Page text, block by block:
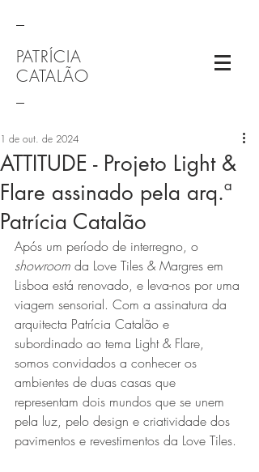
PATRÍCIA
CATALÃO
ATTITUDE - Projeto Light &
Flare assinado pela arq.ª
Patrícia Catalão
1 de out. de 2024
Após um período de interregno, o
showroom da Love Tiles & Margres em
Lisboa está renovado, e leva-nos por uma
viagem sensorial. Com a assinatura da
arquitecta Patrícia Catalão e
subordinado ao tema Light & Flare,
somos convidados a conhecer os
ambientes de duas casas que
representam dois mundos que se unem
pela luz, pelo design e criatividade dos
pavimentos e revestimentos da Love Tiles.